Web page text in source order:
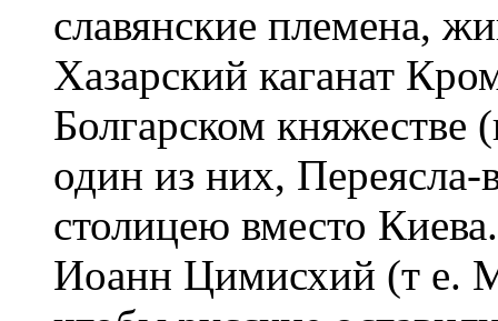
славянские племена,
Хазарский каганат
Болгарском княжестве
один из них, Переясла-
столицею вместо
Иоанн Цимисхий (т е.